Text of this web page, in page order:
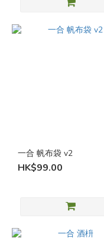
一合 帆布袋 v2
HK$99.00